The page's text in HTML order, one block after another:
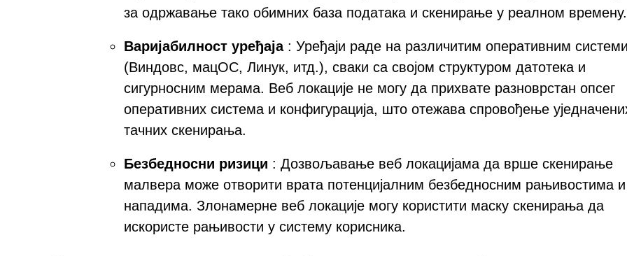
за одржавање тако обимних база података и скенирање у реалном времену.
Варијабилност уређаја: Уређаји раде на различитим оперативним
(Виндовс, мацОС, Линук, итд.), сваки са својом структуром датотека и
сигурносним мерама. Веб локације не могу да прихвате разноврстан опсег
оперативних система и конфигурација, што отежава спровођење
тачних скенирања.
Безбедносни ризици : Дозвољавање веб локацијама да врше скенирање
малвера може отворити врата потенцијалним безбедносним рањивостима и
нападима. Злонамерне веб локације могу користити маску скенирања да
искористе рањивости у систему корисника.